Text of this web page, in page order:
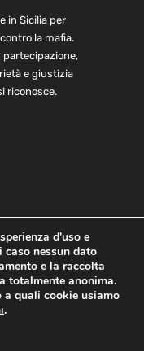
in Sicilia per
la mafia.
partecipazione,
e giustizia
riconosce.
Contatti
Policy
riservati | Sede
d'uso e
nessun dato
e la raccolta
totalmente anonima.
quali cookie usiamo
.